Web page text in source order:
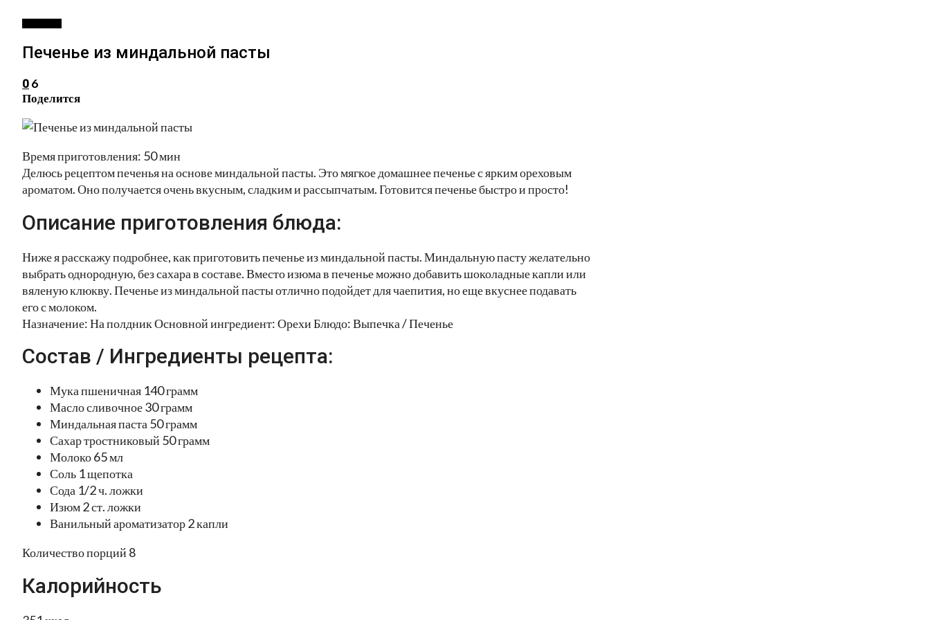
Печенье из миндальной пасты
0 6
Поделится
Время приготовления: 50 мин
Делюсь рецептом печенья на основе миндальной пасты. Это мягкое домашнее печенье с ярким ореховым
ароматом. Оно получается очень вкусным, сладким и рассыпчатым. Готовится печенье быстро и просто!
Описание приготовления блюда:
Ниже я расскажу подробнее, как приготовить печенье из миндальной пасты. Миндальную пасту желательно
выбрать однородную, без сахара в составе. Вместо изюма в печенье можно добавить шоколадные капли или
вяленую клюкву. Печенье из миндальной пасты отлично подойдет для чаепития, но еще вкуснее подавать
его с молоком.
Назначение: На полдник Основной ингредиент: Орехи Блюдо: Выпечка / Печенье
Состав / Ингредиенты рецепта:
Мука пшеничная 140 грамм
Масло сливочное 30 грамм
Миндальная паста 50 грамм
Сахар тростниковый 50 грамм
Молоко 65 мл
Соль 1 щепотка
Сода 1/2 ч. ложки
Изюм 2 ст. ложки
Ванильный ароматизатор 2 капли
Количество порций 8
Калорийность